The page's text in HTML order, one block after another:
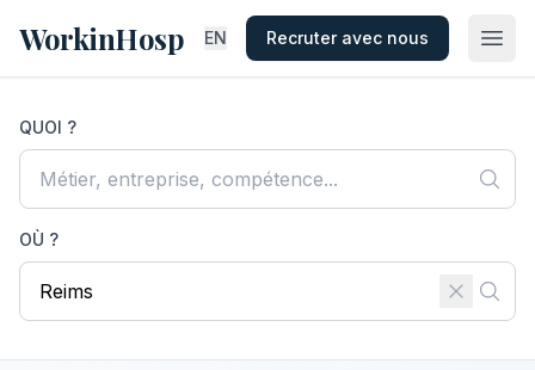
WorkinHosp EN Recruter avec nous
QUOI ?
OÙ ?